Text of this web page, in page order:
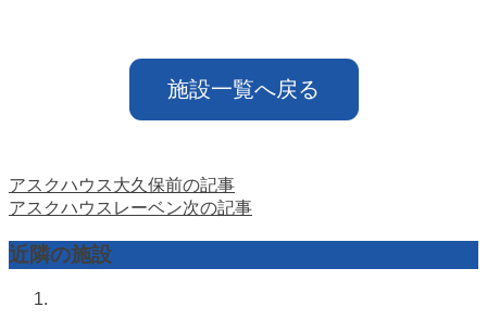
施設一覧へ戻る
アスクハウス大久保前の記事
アスクハウスレーベン次の記事
近隣の施設